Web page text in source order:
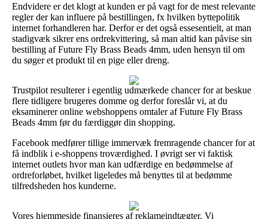
Endvidere er det klogt at kunden er på vagt for de mest relevante
regler der kan influere på bestillingen, fx hvilken byttepolitik
internet forhandleren har. Derfor er det også essesentielt, at man
stadigvæk sikrer ens ordrekvittering, så man altid kan påvise sin
bestilling af Future Fly Brass Beads 4mm, uden hensyn til om
du søger et produkt til en pige eller dreng.
Trustpilot resulterer i egentlig udmærkede chancer for at beskue
flere tidligere brugeres domme og derfor foreslår vi, at du
eksaminerer online webshoppens omtaler af Future Fly Brass
Beads 4mm før du færdiggør din shopping.
Facebook medfører tillige immervæk fremragende chancer for at
få indblik i e-shoppens troværdighed. I øvrigt ser vi faktisk
internet outlets hvor man kan udfærdige en bedømmelse af
ordreforløbet, hvilket ligeledes må benyttes til at bedømme
tilfredsheden hos kunderne.
Vores hjemmeside finansieres af reklameindtægter. Vi